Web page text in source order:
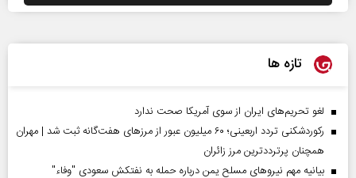
تازه ها
لغو تحریم‌های ایران از سوی آمریکا صحت ندارد
رکوردشکنی تردد اربعینی؛ ۶۰ میلیون عبور از مرزهای هفت‌گانه ثبت شد | مهران
همچنان پرترددترین مرز زائران
بیانیه مهم نیروهای مسلح یمن درباره حمله به نفتکش سعودی "وفاء"